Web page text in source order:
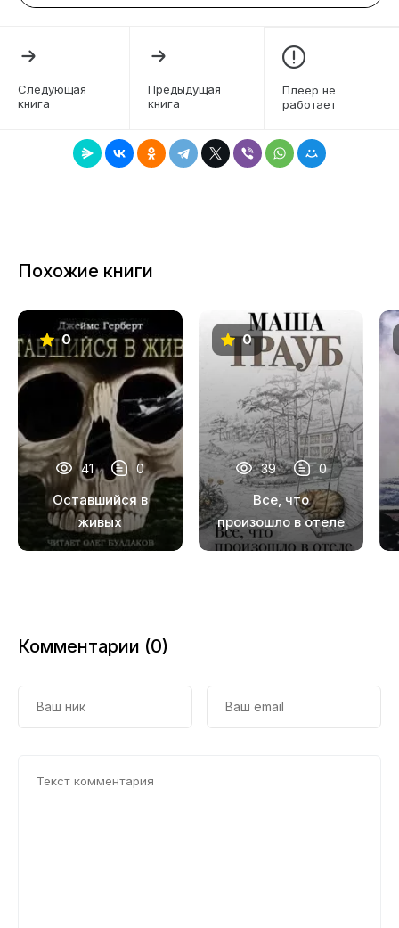
Следующая
книга
Предыдущая
книга
Плеер не
работает
Похожие книги
0
41 0
Оставшийся в
живых
0
39 0
Все, что
произошло в отеле
Комментарии (0)